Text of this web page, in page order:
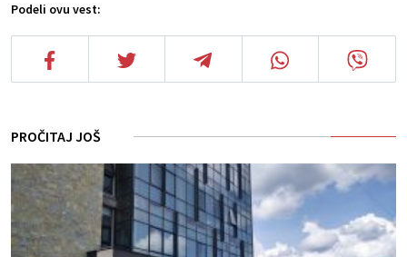
Podeli ovu vest:
PROČITAJ JOŠ